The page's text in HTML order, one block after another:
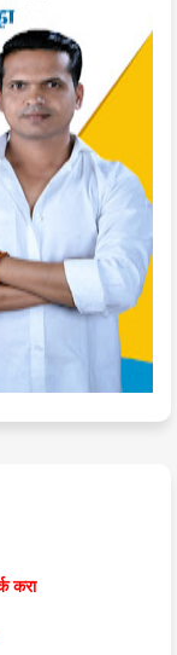
करा